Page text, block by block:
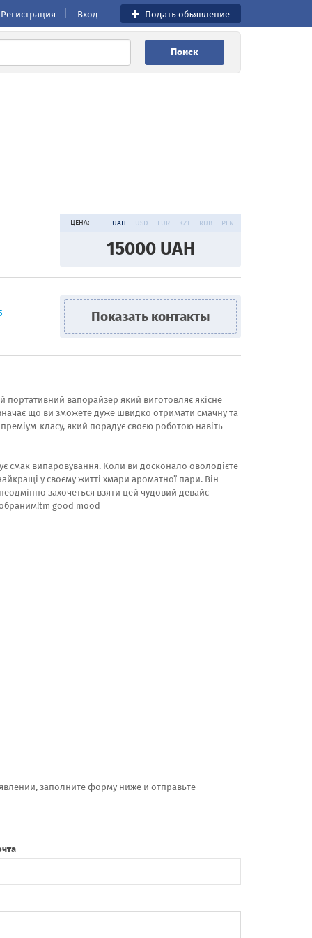
Регистрация Вход Подать объявление
Поиск
ЦЕНА: UAH USD EUR KZT RUB PLN
15000 UAH
Показать контакты
вапорайзер який виготовляє якісне
що ви зможете дуже швидко отримати смачну та
класу, який порадує своєю роботою навіть
смак випаровування. Коли ви досконало оволодієте
у своєму житті хмари ароматної пари. Він
захочеться взяти цей чудовий девайс
обраним!tm good mood
заполните форму ниже и отправьте